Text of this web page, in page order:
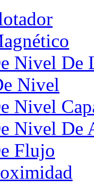
Nivel De
Nivel
Nivel
Nivel De
Flujo